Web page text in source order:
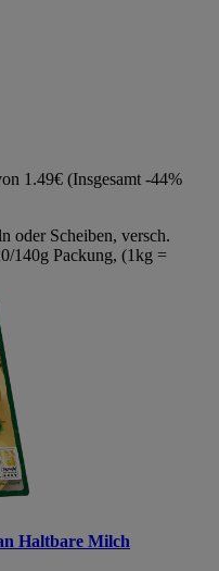
1.49€ (Insgesamt -44%
oder Scheiben, versch.
140g Packung, (1kg =
Haltbare Milch